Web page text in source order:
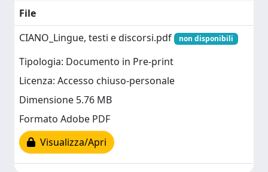
File
CIANO_Lingue, testi e discorsi.pdf
non disponibili
Tipologia: Documento in Pre-print
Licenza: Accesso chiuso-personale
Dimensione 5.76 MB
Formato Adobe PDF
Visualizza/Apri